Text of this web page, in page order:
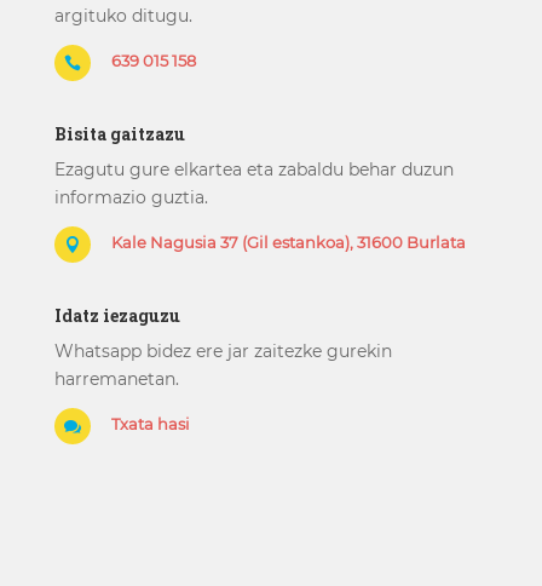
argituko ditugu.
 639 015 158
Bisita gaitzazu
Ezagutu gure elkartea eta zabaldu behar duzun
informazio guztia.
 Kale Nagusia 37 (Gil estankoa), 31600 Burlata
Idatz iezaguzu
Whatsapp bidez ere jar zaitezke gurekin
harremanetan.
 Txata hasi